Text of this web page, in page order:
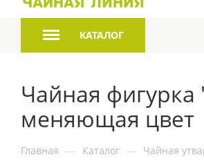
КАТАЛОГ
Чайная
меняющая цвет
Главная — Каталог — Чайная